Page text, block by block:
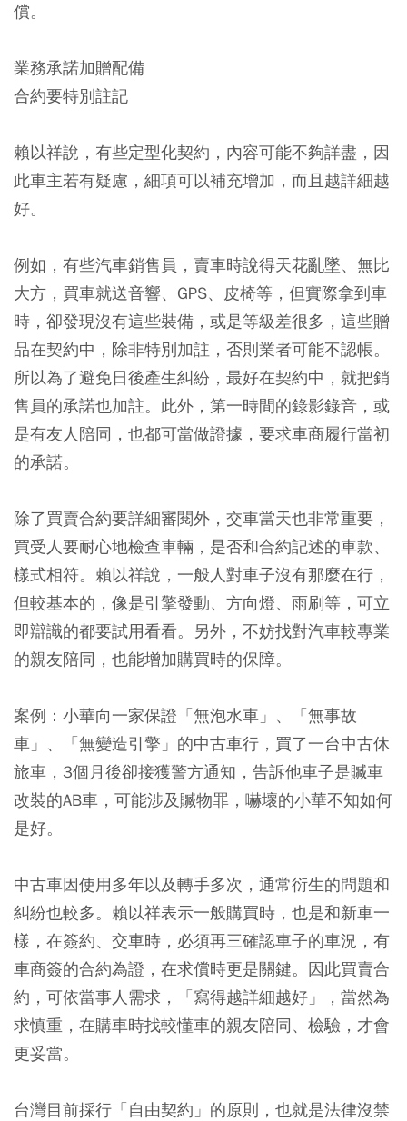
償。
業務承諾加贈配備
合約要特別註記
賴以祥說，有些定型化契約，內容可能不夠詳盡，因
此車主若有疑慮，細項可以補充增加，而且越詳細越
好。
例如，有些汽車銷售員，賣車時說得天花亂墜、無比
大方，買車就送音響、GPS、皮椅等，但實際拿到車
時，卻發現沒有這些裝備，或是等級差很多，這些贈
品在契約中，除非特別加註，否則業者可能不認帳。
所以為了避免日後產生糾紛，最好在契約中，就把銷
售員的承諾也加註。此外，第一時間的錄影錄音，或
是有友人陪同，也都可當做證據，要求車商履行當初
的承諾。
除了買賣合約要詳細審閱外，交車當天也非常重要，
買受人要耐心地檢查車輛，是否和合約記述的車款、
樣式相符。賴以祥說，一般人對車子沒有那麼在行，
但較基本的，像是引擎發動、方向燈、雨刷等，可立
即辯識的都要試用看看。另外，不妨找對汽車較專業
的親友陪同，也能增加購買時的保障。
案例： 小華向一家保證「無泡水車」、「無事故
車」、「無變造引擎」的中古車行，買了一台中古休
旅車，3個月後卻接獲警方通知，告訴他車子是贓車
改裝的AB車，可能涉及贓物罪，嚇壞的小華不知如何
是好。
中古車因使用多年以及轉手多次，通常衍生的問題和
糾紛也較多。賴以祥表示一般購買時，也是和新車一
樣，在簽約、交車時，必須再三確認車子的車況，有
車商簽的合約為證，在求償時更是關鍵。因此買賣合
約，可依當事人需求，「寫得越詳細越好」，當然為
求慎重，在購車時找較懂車的親友陪同、檢驗，才會
更妥當。
台灣目前採行「自由契約」的原則，也就是法律沒禁